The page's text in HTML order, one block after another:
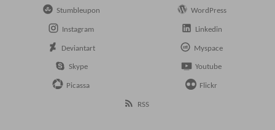
Stumbleupon WordPress
Instagram Linkedin
Deviantart Myspace
Skype Youtube
Picassa Flickr
RSS